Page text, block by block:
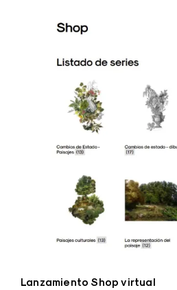
Lanzamiento Shop virtual